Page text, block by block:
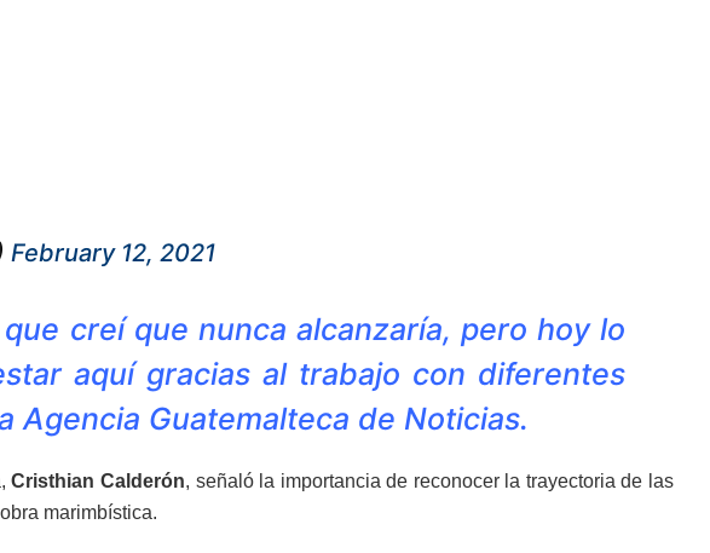
February 12, 2021
creí que nunca alcanzaría, pero hoy lo
aquí gracias al trabajo con diferentes
Agencia Guatemalteca de Noticias.
Cristhian Calderón, señaló la importancia de reconocer la trayectoria de las
marimbística.